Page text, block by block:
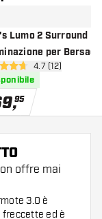
lista dei desideri
Lumo 2 Surround
per
di illuminazione
apri pannello
di valutazione
4.7 (12)
,95
offre mai
3.0 è
freccette ed è